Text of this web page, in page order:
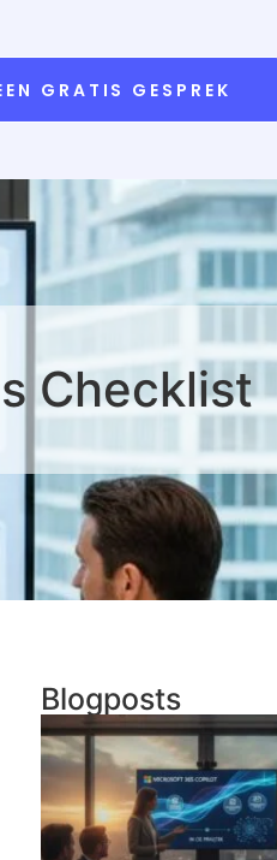
GRATIS GESPREK
Checklist
Blogposts